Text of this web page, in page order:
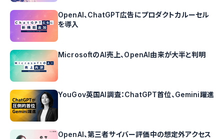
OpenAI、ChatGPT広告にプロダクトカルーセル
を導入
MicrosoftのAI売上、OpenAI由来が大半と判明
YouGov英国AI調査：ChatGPT首位、Gemini躍進
OpenAI、第三者サイバー評価中の想定外アクセス